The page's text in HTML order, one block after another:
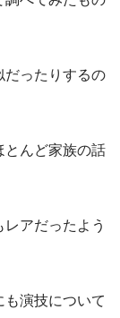
だったりするの
とんど家族の話
アだったよう
演技について